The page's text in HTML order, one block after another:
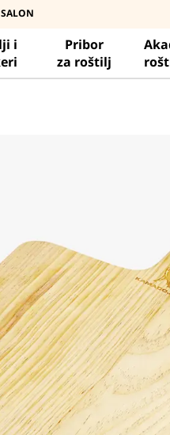
i
Pribor
za roštilj